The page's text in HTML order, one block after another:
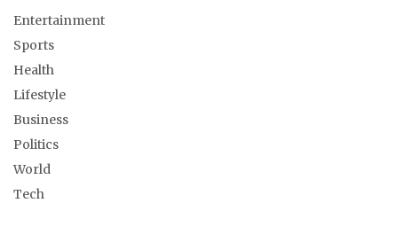
Entertainment
Sports
Health
Lifestyle
Business
Politics
World
Tech